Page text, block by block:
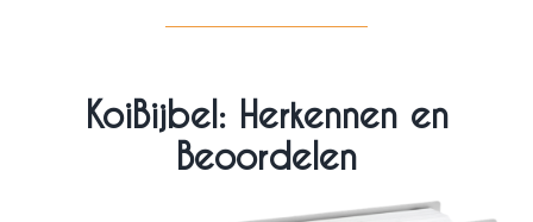
KoiBijbel: Herkennen en
Beoordelen